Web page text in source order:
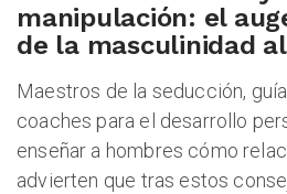
manipulación: el
de la masculinidad
Maestros de la seducción,
coaches para el desarrollo
enseñar a hombres cómo
advierten que tras estos